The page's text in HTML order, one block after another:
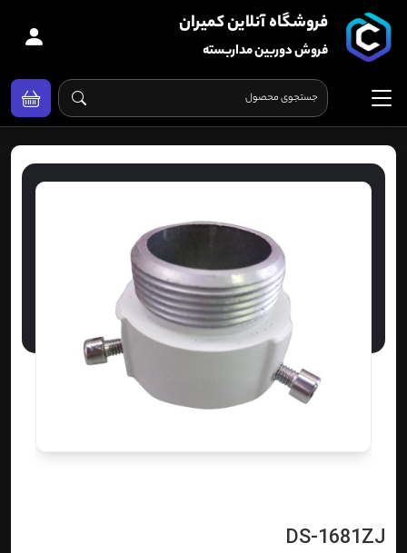
فروشگاه آنلاین کمیران
فروش دوربین مداربسته
DS-1681ZJ